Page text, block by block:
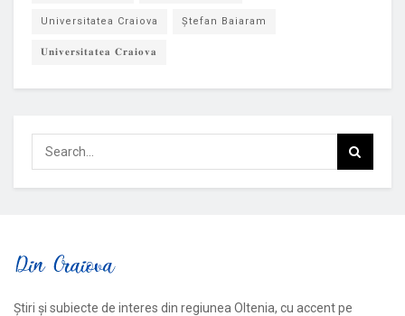
Universitatea Craiova Ștefan Baiaram
𝐔𝐧𝐢𝐯𝐞𝐫𝐬𝐢𝐭𝐚𝐭𝐞𝐚 𝐂𝐫𝐚𝐢𝐨𝐯𝐚
Știri și subiecte de interes din regiunea Oltenia, cu accent pe